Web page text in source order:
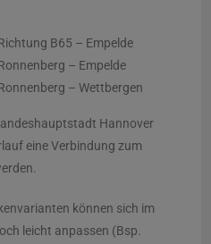
B65 – Empelde
– Empelde
– Wettbergen
Hannover
eine Verbindung zum
können sich im
leicht anpassen (Bsp.